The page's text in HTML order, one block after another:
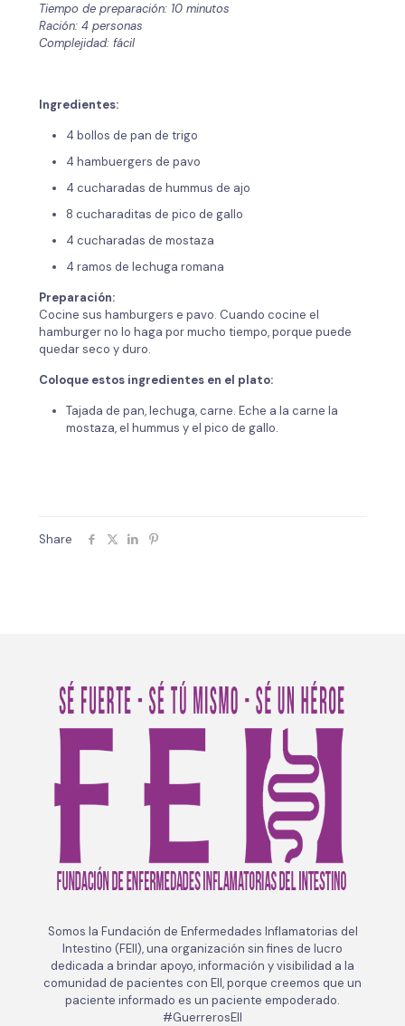
Tiempo de preparación: 10 minutos
Ración: 4 personas
Complejidad: fácil
Ingredientes:
4 bollos de pan de trigo
4 hambuergers de pavo
4 cucharadas de hummus de ajo
8 cucharaditas de pico de gallo
4 cucharadas de mostaza
4 ramos de lechuga romana
Preparación:
Cocine sus hamburgers e pavo. Cuando cocine el
hamburger no lo haga por mucho tiempo, porque puede
quedar seco y duro.
Coloque estos ingredientes en el plato:
Tajada de pan, lechuga, carne. Eche a la carne la
mostaza, el hummus y el pico de gallo.
Share
Somos la Fundación de Enfermedades Inflamatorias del
Intestino (FEII), una organización sin fines de lucro
dedicada a brindar apoyo, información y visibilidad a la
comunidad de pacientes con EII, porque creemos que un
paciente informado es un paciente empoderado.
#GuerrerosEII